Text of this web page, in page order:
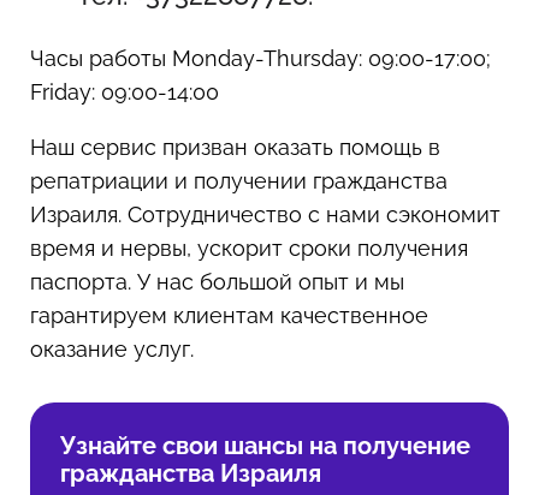
Часы работы Monday-Thursday: 09:00-17:00;
Friday: 09:00-14:00
Наш сервис призван оказать помощь в
репатриации и получении гражданства
Израиля. Сотрудничество с нами сэкономит
время и нервы, ускорит сроки получения
паспорта. У нас большой опыт и мы
гарантируем клиентам качественное
оказание услуг.
Узнайте свои шансы на получение
гражданства Израиля